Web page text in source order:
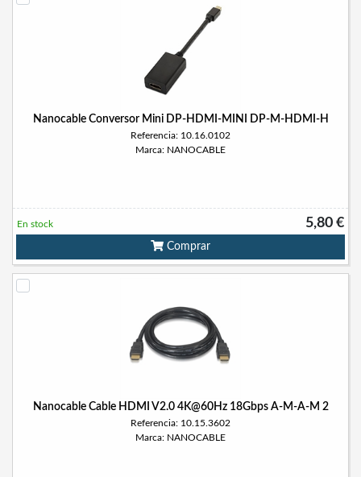
Nanocable Conversor Mini DP-HDMI-MINI DP-M-HDMI-H
Referencia: 10.16.0102
Marca: NANOCABLE
5,80 €
En stock
Comprar
Nanocable Cable HDMI V2.0 4K@60Hz 18Gbps A-M-A-M 2
Referencia: 10.15.3602
Marca: NANOCABLE